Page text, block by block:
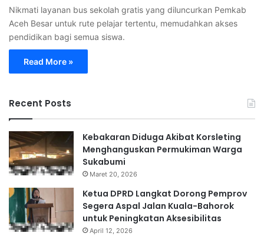
Nikmati layanan bus sekolah gratis yang diluncurkan Pemkab
Aceh Besar untuk rute pelajar tertentu, memudahkan akses
pendidikan bagi semua siswa.
Read More »
Recent Posts
Kebakaran Diduga Akibat Korsleting
Menghanguskan Permukiman Warga
Sukabumi
Maret 20, 2026
Ketua DPRD Langkat Dorong Pemprov
Segera Aspal Jalan Kuala-Bahorok
untuk Peningkatan Aksesibilitas
April 12, 2026